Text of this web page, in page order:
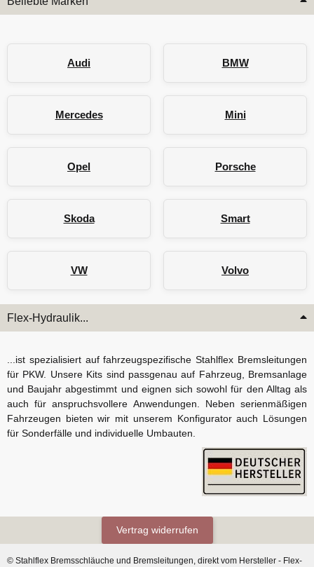
Audi BMW
Mercedes Mini
Opel Porsche
Skoda Smart
VW Volvo
Flex-Hydraulik...
...ist spezialisiert auf fahrzeugspezifische Stahlflex Bremsleitungen
für PKW. Unsere Kits sind passgenau auf Fahrzeug, Bremsanlage
und Baujahr abgestimmt und eignen sich sowohl für den Alltag als
auch für anspruchsvollere Anwendungen. Neben serienmäßigen
Fahrzeugen bieten wir mit unserem Konfigurator auch Lösungen
für Sonderfälle und individuelle Umbauten.
Vertrag widerrufen
© Stahlflex Bremsschläuche und Bremsleitungen, direkt vom Hersteller - Flex-